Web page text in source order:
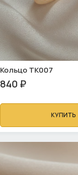
Кольцо ТК007
840 ₽
КУПИТЬ